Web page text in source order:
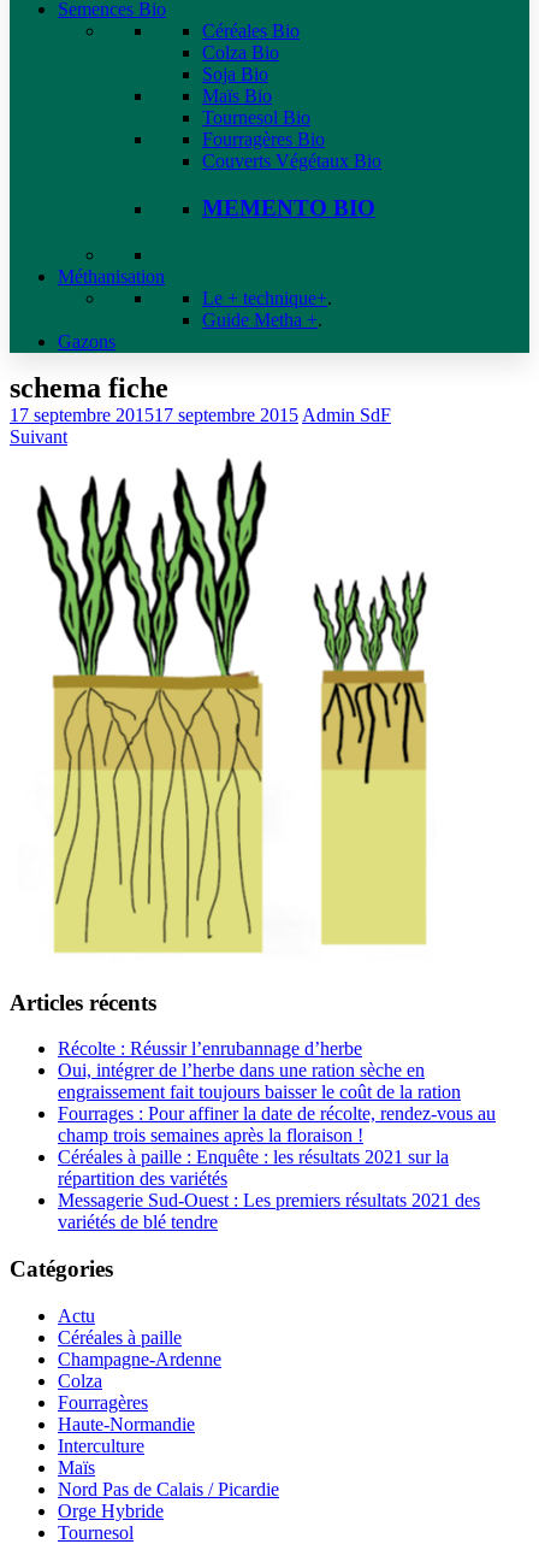
Semences Bio
Céréales Bio
Colza Bio
Soja Bio
Maïs Bio
Tournesol Bio
Fourragères Bio
Couverts Végétaux Bio
MEMENTO BIO
Méthanisation
Le + technique+.
Guide Metha +.
Gazons
schema fiche
17 septembre 201517 septembre 2015 Admin SdF
Suivant
Articles récents
Récolte : Réussir l’enrubannage d’herbe
Oui, intégrer de l’herbe dans une ration sèche en
engraissement fait toujours baisser le coût de la ration
Fourrages : Pour affiner la date de récolte, rendez-vous au
champ trois semaines après la floraison !
Céréales à paille : Enquête : les résultats 2021 sur la
répartition des variétés
Messagerie Sud-Ouest : Les premiers résultats 2021 des
variétés de blé tendre
Catégories
Actu
Céréales à paille
Champagne-Ardenne
Colza
Fourragères
Haute-Normandie
Interculture
Maïs
Nord Pas de Calais / Picardie
Orge Hybride
Tournesol